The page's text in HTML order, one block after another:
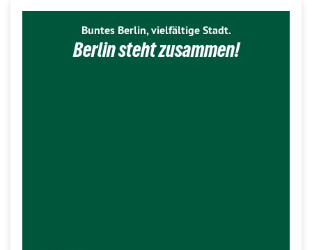
Buntes Berlin, vielfältige Stadt.
Berlin steht zusammen!